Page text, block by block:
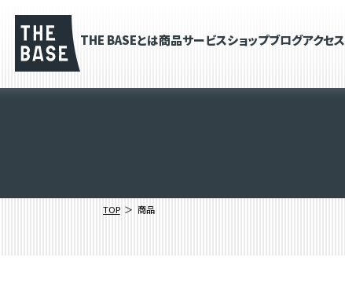
THE BASEとは商品サービスショップブログアクセス
TOP 商品